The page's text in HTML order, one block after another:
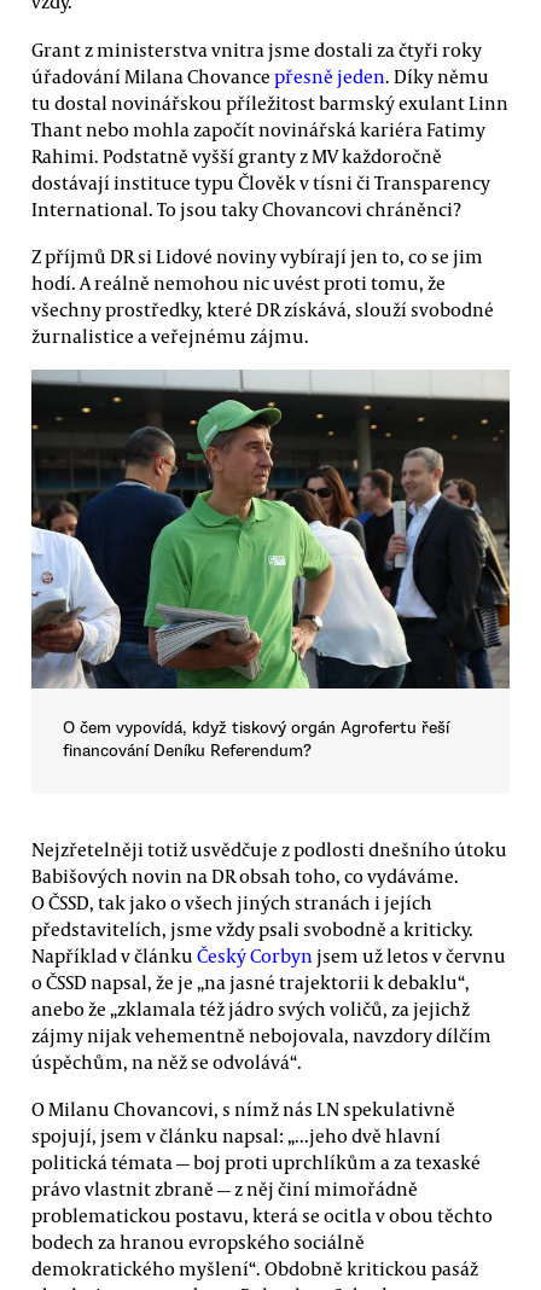
Grant z ministerstva vnitra jsme dostali za čtyři roky
úřadování Milana Chovance přesně jeden. Díky němu
tu dostal novinářskou příležitost barmský exulant Linn
Thant nebo mohla započít novinářská kariéra Fatimy
Rahimi. Podstatně vyšší granty z MV každoročně
dostávají instituce typu Člověk v tísni či Transparency
International. To jsou taky Chovancovi chráněnci?
Z příjmů DR si Lidové noviny vybírají jen to, co se jim
hodí. A reálně nemohou nic uvést proti tomu, že
všechny prostředky, které DR získává, slouží svobodné
žurnalistice a veřejnému zájmu.
O čem vypovídá, když tiskový orgán Agrofertu řeší
financování Deníku Referendum?
Nejzřetelněji totiž usvědčuje z podlosti dnešního útoku
Babišových novin na DR obsah toho, co vydáváme.
O ČSSD, tak jako o všech jiných stranách i jejích
představitelích, jsme vždy psali svobodně a kriticky.
Například v článku Český Corbyn jsem už letos v červnu
o ČSSD napsal, že je „na jasné trajektorii k debaklu“,
anebo že „zklamala též jádro svých voličů, za jejichž
zájmy nijak vehementně nebojovala, navzdory dílčím
úspěchům, na něž se odvolává“.
O Milanu Chovancovi, s nímž nás LN spekulativně
spojují, jsem v článku napsal: „...jeho dvě hlavní
politická témata — boj proti uprchlíkům a za texaské
právo vlastnit zbraně — z něj činí mimořádně
problematickou postavu, která se ocitla v obou těchto
bodech za hranou evropského sociálně
demokratického myšlení“. Obdobně kritickou pasáž